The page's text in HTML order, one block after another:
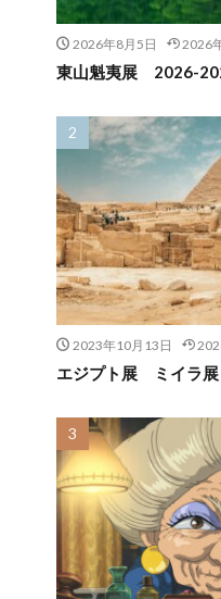
2026年8月5日 2026
東山魁夷展 2026-
2023年10月13日
エジプト展 ミイラ